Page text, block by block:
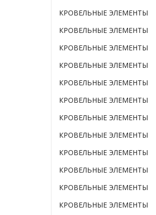
КРОВЕЛЬНЫЕ ЭЛЕМЕНТЫ
КРОВЕЛЬНЫЕ ЭЛЕМЕНТЫ
КРОВЕЛЬНЫЕ ЭЛЕМЕНТЫ
КРОВЕЛЬНЫЕ ЭЛЕМЕНТЫ
КРОВЕЛЬНЫЕ ЭЛЕМЕНТЫ
КРОВЕЛЬНЫЕ ЭЛЕМЕНТЫ
КРОВЕЛЬНЫЕ ЭЛЕМЕНТЫ
КРОВЕЛЬНЫЕ ЭЛЕМЕНТЫ
КРОВЕЛЬНЫЕ ЭЛЕМЕНТЫ
КРОВЕЛЬНЫЕ ЭЛЕМЕНТЫ
КРОВЕЛЬНЫЕ ЭЛЕМЕНТЫ
КРОВЕЛЬНЫЕ ЭЛЕМЕНТЫ